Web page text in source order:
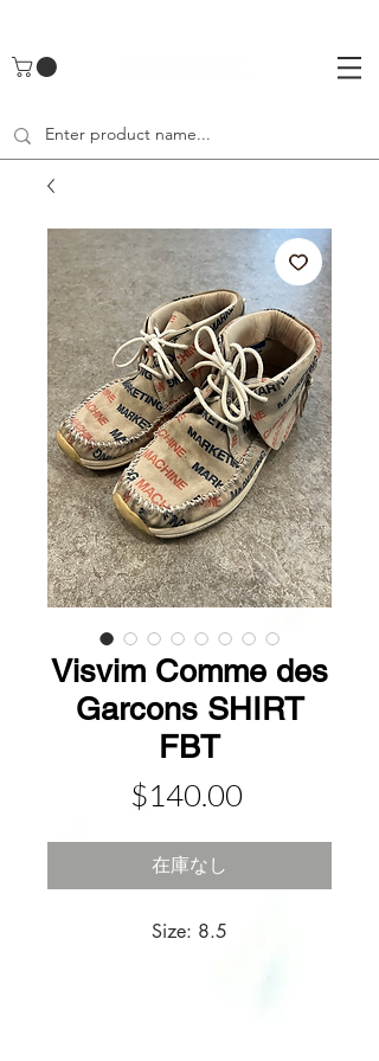
Visvim Comme des
Garcons SHIRT
FBT
$140.00価
在庫なし
Size: 8.5